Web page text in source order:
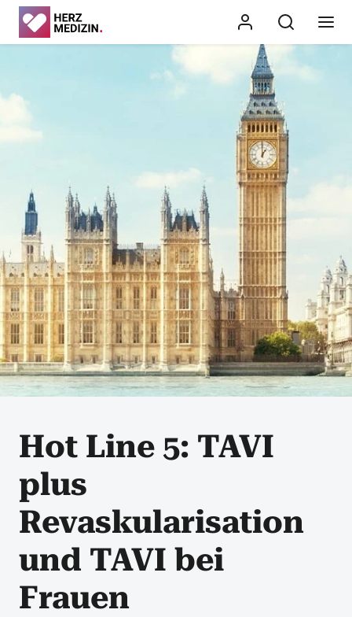
Hot Line 5: TAVI
plus
Revaskularisation
und TAVI bei
Frauen